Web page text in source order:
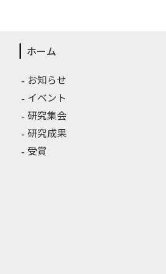
ホーム
お知らせ
イベント
研究集会
研究成果
受賞